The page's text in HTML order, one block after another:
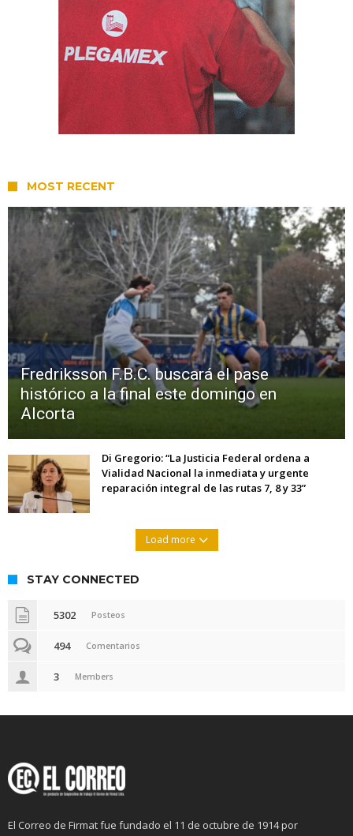
MOST RECENT
Fredriksson F.B.C. buscará el pase
histórico a la final este domingo en
Alcorta
Di Gregorio: “La Justicia Federal ordena a
Vialidad Nacional la inmediata y urgente
reparación integral de las rutas 7, 8 y 33”
Load more
STAY CONNECTED
5302 Posteos
494 Comentarios
3 Members
El Correo de Firmat fue fundado el 11 de octubre de 1914 por